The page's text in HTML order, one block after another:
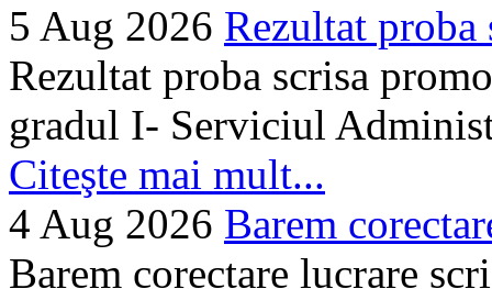
5 Aug 2026 Rezultat proba
Rezultat proba scrisa
gradul I- Serviciul
Citeşte mai mult...
4 Aug 2026 Barem
Barem corectare lucrare